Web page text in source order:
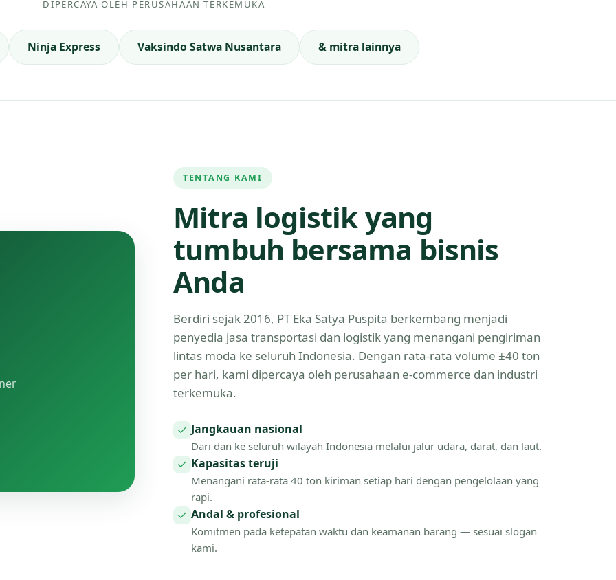
DIPERCAYA OLEH PERUSAHAAN TERKEMUKA
Ninja Express Vaksindo Satwa Nusantara & mitra lainnya
TENTANG KAMI
Mitra logistik yang
tumbuh bersama bisnis
Anda
Berdiri sejak 2016, PT Eka Satya Puspita berkembang menjadi
penyedia jasa transportasi dan logistik yang menangani pengiriman
lintas moda ke seluruh Indonesia. Dengan rata-rata volume ±40 ton
per hari, kami dipercaya oleh perusahaan e-commerce dan industri
terkemuka.
Jangkauan nasional
Dari dan ke seluruh wilayah Indonesia melalui jalur udara, darat, dan laut.
Kapasitas teruji
Menangani rata-rata 40 ton kiriman setiap hari dengan pengelolaan yang
rapi.
Andal & profesional
Komitmen pada ketepatan waktu dan keamanan barang — sesuai slogan
kami.